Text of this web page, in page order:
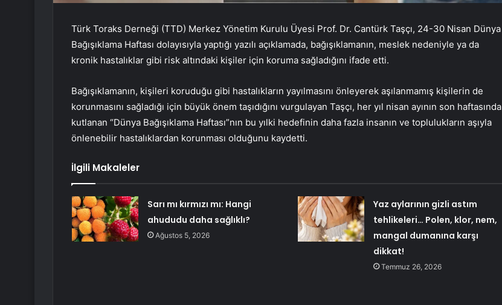
Türk Toraks Derneği (TTD) Merkez Yönetim Kurulu Üyesi Prof. Dr. Cantürk Taşçı, 24-30 Nisan Dünya
Bağışıklama Haftası dolayısıyla yaptığı yazılı açıklamada, bağışıklamanın, meslek nedeniyle ya da
kronik hastalıklar gibi risk altındaki kişiler için koruma sağladığını ifade etti.
Bağışıklamanın, kişileri koruduğu gibi hastalıkların yayılmasını önleyerek aşılanmamış kişilerin de
korunmasını sağladığı için büyük önem taşıdığını vurgulayan Taşçı, her yıl nisan ayının son haftasında
kutlanan “Dünya Bağışıklama Haftası”nın bu yılki hedefinin daha fazla insanın ve toplulukların aşıyla
önlenebilir hastalıklardan korunması olduğunu kaydetti.
İlgili Makaleler
Sarı mı kırmızı mı: Hangi
ahududu daha sağlıklı?
Ağustos 5, 2026
Yaz aylarının gizli astım
tehlikeleri… Polen, klor, nem,
mangal dumanına karşı
dikkat!
Temmuz 26, 2026